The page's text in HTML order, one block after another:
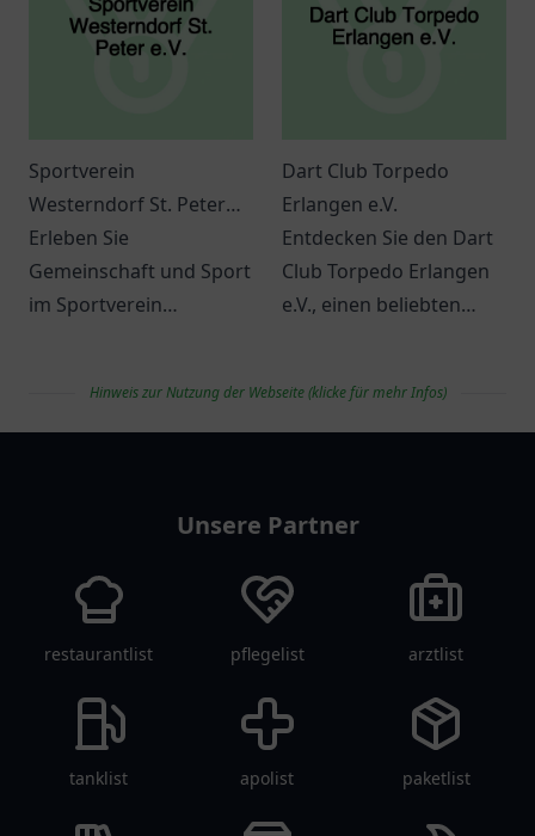
Sportverein
Westerndorf St. Peter
e.V.
Erleben Sie
Gemeinschaft und Sport
im Sportverein
Ort für alle
Sportbegeisterten.
Dart Club Torpedo
Erlangen e.V.
Entdecken Sie den Dart
Club Torpedo Erlangen
e.V., einen beliebten
Freunde des Spiels in
Erlangen.
Hinweis zur Nutzung der Webseite (klicke für mehr Infos)
Unsere Partner
restaurantlist pflegelist arztlist
tanklist apolist paketlist